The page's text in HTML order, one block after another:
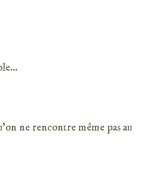
ne rencontre même pas au